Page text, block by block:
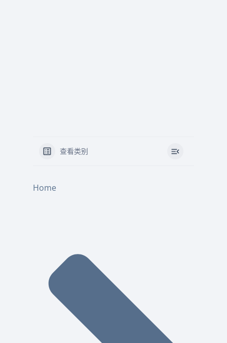
查看类别
Home